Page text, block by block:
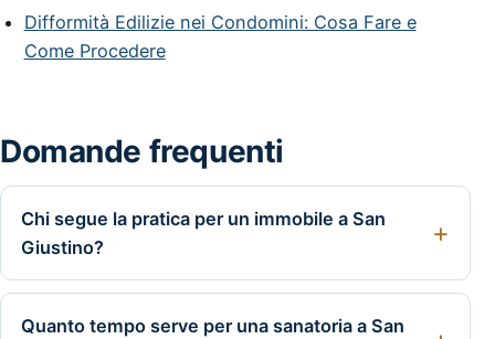
Difformità Edilizie nei Condomini: Cosa Fare e
Come Procedere
Domande frequenti
Chi segue la pratica per un immobile a San
Giustino?
Quanto tempo serve per una sanatoria a San